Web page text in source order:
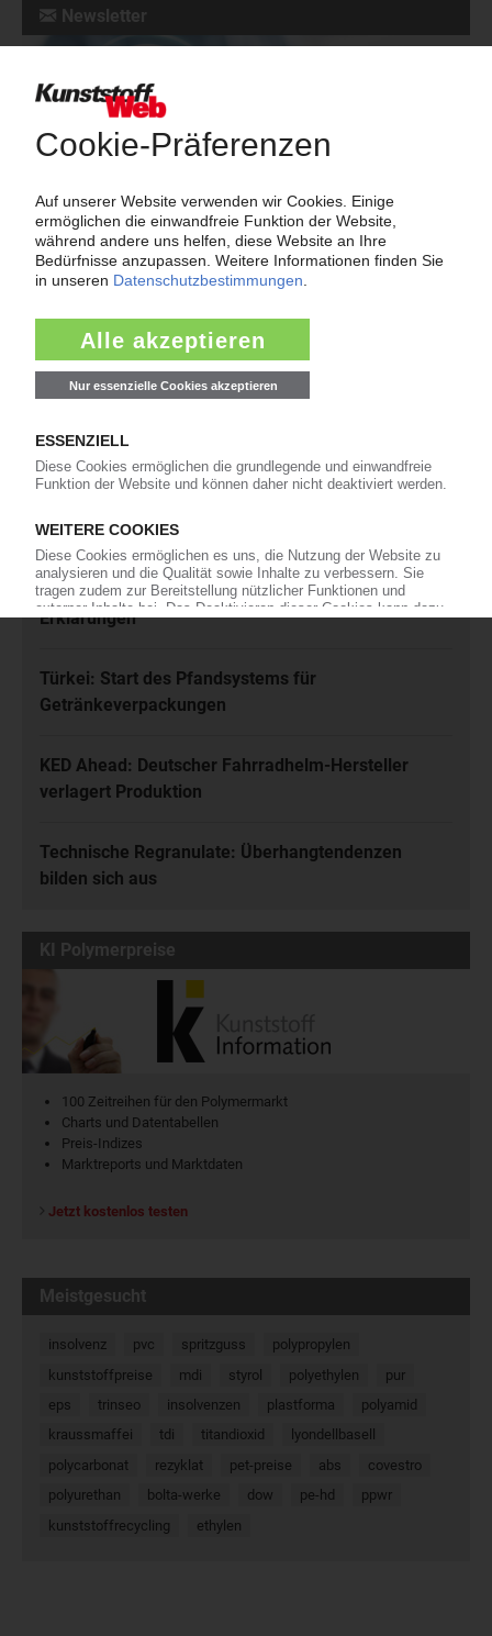
Newsletter
Die wichtigsten Nachrichten und Neuigkeiten aus der
Kunststoffbranche – jeden Tag brandaktuell!
und akzeptiere diese.
Jetzt kostenfrei abonnieren
Meistgelesen
Karl Hess: Automobilzulieferer ist insolvent
Rhein-Niedrigwasser: Zahlreiche Force-Majeure-
Erklärungen
Türkei: Start des Pfandsystems für
Getränkeverpackungen
KED Ahead: Deutscher Fahrradhelm-Hersteller
verlagert Produktion
Technische Regranulate: Überhangtendenzen
bilden sich aus
KI Polymerpreise
100 Zeitreihen für den Polymermarkt
Charts und Datentabellen
Preis-Indizes
Marktreports und Marktdaten
Jetzt kostenlos testen
Meistgesucht
insolvenz pvc spritzguss
polypropylen
kunststoffpreise
mdi styrol polyethylen
pur
eps
trinseo insolvenzen plastforma
polyamid
kraussmaffei
tdi titandioxid
lyondellbasell
polycarbonat
rezyklat pet-preise abs
covestro
polyurethan
bolta-werke dow pe-hd
ppwr
kunststoffrecycling
ethylen